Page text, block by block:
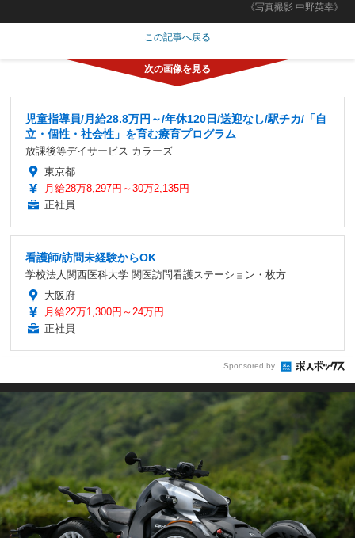
《写真撮影 中野英幸》
この記事へ戻る
児童指導員/月給28.8万円～/年休120日/送迎なし/駅チカ/「自
立・個性・社会性」を育む療育プログラム
放課後等デイサービス カラーズ
東京都
月給28万8,297円～30万2,135円
正社員
看護師/訪問未経験からOK
学校法人関西医科大学 関医訪問看護ステーション・枚方
大阪府
月給22万1,300円～24万円
正社員
Sponsored by